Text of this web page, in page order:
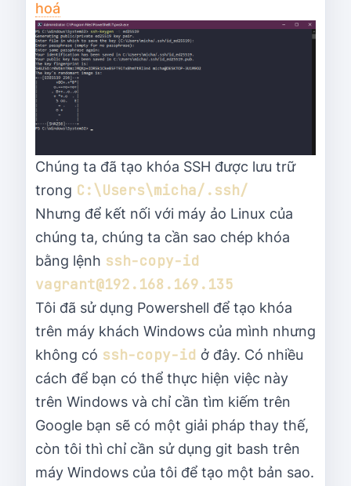
hoá
Chúng ta đã tạo khóa SSH được lưu trữ
trong C:\Users\micha/.ssh/
Nhưng để kết nối với máy ảo Linux của
chúng ta, chúng ta cần sao chép khóa
bằng lệnh ssh-copy-id
vagrant@192.168.169.135
Tôi đã sử dụng Powershell để tạo khóa
trên máy khách Windows của mình nhưng
không có ssh-copy-id ở đây. Có nhiều
cách để bạn có thể thực hiện việc này
trên Windows và chỉ cần tìm kiếm trên
Google bạn sẽ có một giải pháp thay thế,
còn tôi thì chỉ cần sử dụng git bash trên
máy Windows của tôi để tạo một bản sao.